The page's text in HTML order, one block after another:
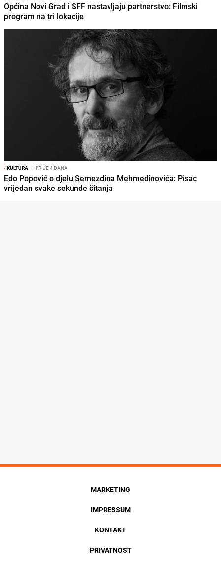
Općina Novi Grad i SFF nastavljaju partnerstvo: Filmski
program na tri lokacije
/KULTURA I PRIJE 4 DANA
Edo Popović o djelu Semezdina Mehmedinovića: Pisac
vrijedan svake sekunde čitanja
MARKETING
IMPRESSUM
KONTAKT
PRIVATNOST